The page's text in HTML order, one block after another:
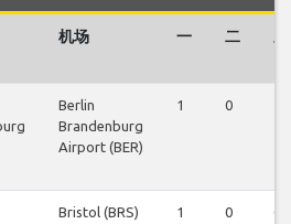
机场 一 二
Berlin
Brandenburg
Airport (BER)
1 0
Bristol (BRS) 1 0 0